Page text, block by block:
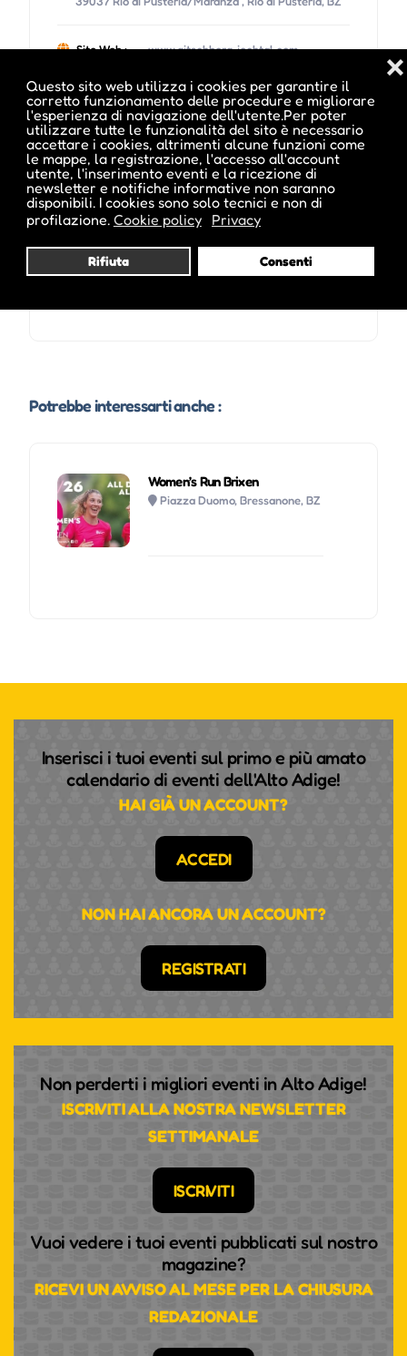
Questo sito web utilizza i cookies per garantire il
corretto funzionamento delle procedure e migliorare
l'esperienza di navigazione dell'utente.Per poter
utilizzare tutte le funzionalità del sito è necessario
accettare i cookies, altrimenti alcune funzioni come
le mappe, la registrazione, l'accesso all'account
utente, l'inserimento eventi e la ricezione di
newsletter e notifiche informative non saranno
disponibili. I cookies sono solo tecnici e non di
profilazione. Cookie policy Privacy
Rifiuta Consenti
❌
Sito Web : www.gitschberg-jochtal.com
Date e orari evento :
L'evento si tiene dal 07 Feb 2013 al 04 Apr 2013
Potrebbe interessarti anche :
Women’s Run Brixen
Piazza Duomo, Bressanone, BZ
Inserisci i tuoi eventi sul primo e più amato
calendario di eventi dell'Alto Adige!
HAI GIÀ UN ACCOUNT?
ACCEDI
NON HAI ANCORA UN ACCOUNT?
REGISTRATI
Non perderti i migliori eventi in Alto Adige!
ISCRIVITI ALLA NOSTRA NEWSLETTER
SETTIMANALE
ISCRIVITI
Vuoi vedere i tuoi eventi pubblicati sul nostro
magazine?
RICEVI UN AVVISO AL MESE PER LA CHIUSURA
REDAZIONALE